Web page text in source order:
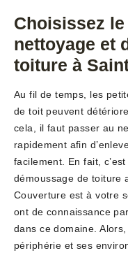
Choisissez
nettoyage et
toiture à
Au fil de temps, les
de toit peuvent
cela, il faut passer au
rapidement afin
facilement. En fait,
démoussage de toiture
Couverture est à votre
ont de connaissance
dans ce domaine.
périphérie et ses